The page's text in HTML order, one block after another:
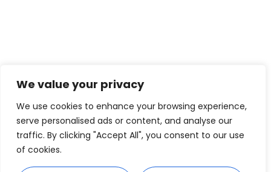
We value your privacy
We use cookies to enhance your browsing experience,
serve personalised ads or content, and analyse our
traffic. By clicking "Accept All", you consent to our use
of cookies.